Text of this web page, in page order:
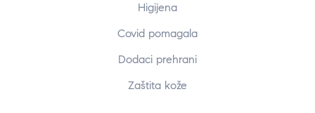
Higijena
Covid pomagala
Dodaci prehrani
Zaštita kože